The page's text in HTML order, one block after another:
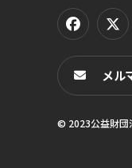
メル
© 2023公益財団